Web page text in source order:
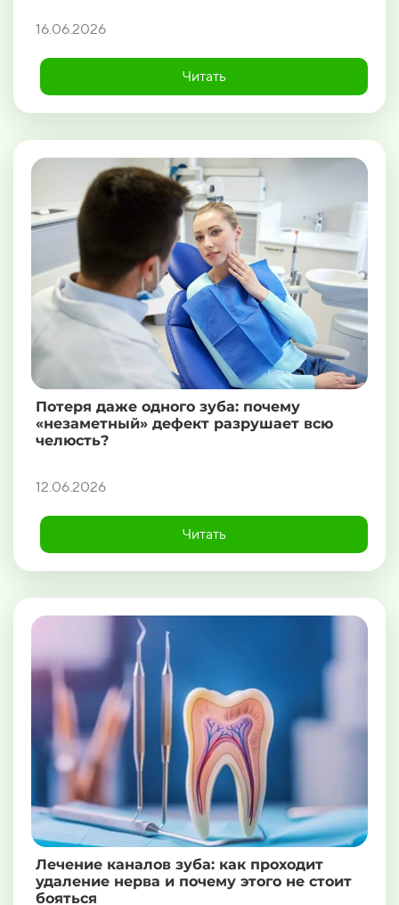
16.06.2026
Читать
Потеря даже одного зуба: почему
«незаметный» дефект разрушает всю
челюсть?
12.06.2026
Читать
Лечение каналов зуба: как проходит
удаление нерва и почему этого не стоит
бояться